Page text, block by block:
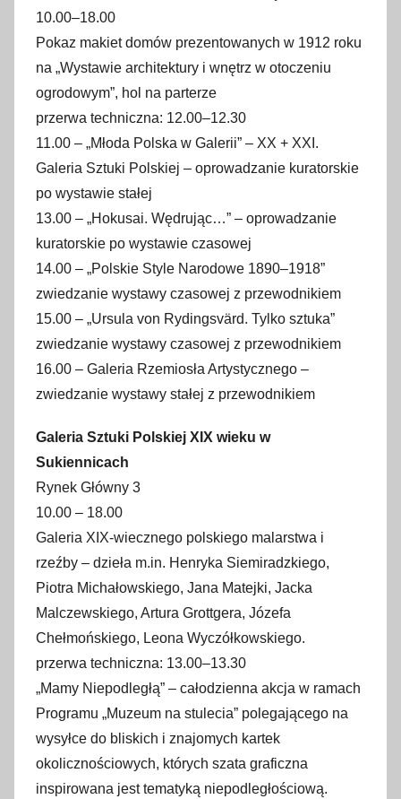
10.00–18.00
Pokaz makiet domów prezentowanych w 1912 roku
na „Wystawie architektury i wnętrz w otoczeniu
ogrodowym”, hol na parterze
przerwa techniczna: 12.00–12.30
11.00 – „Młoda Polska w Galerii” – XX + XXI.
Galeria Sztuki Polskiej – oprowadzanie kuratorskie
po wystawie stałej
13.00 – „Hokusai. Wędrując…” – oprowadzanie
kuratorskie po wystawie czasowej
14.00 – „Polskie Style Narodowe 1890–1918”
zwiedzanie wystawy czasowej z przewodnikiem
15.00 – „Ursula von Rydingsvärd. Tylko sztuka”
zwiedzanie wystawy czasowej z przewodnikiem
16.00 – Galeria Rzemiosła Artystycznego –
zwiedzanie wystawy stałej z przewodnikiem
Galeria Sztuki Polskiej XIX wieku w
Sukiennicach
Rynek Główny 3
10.00 – 18.00
Galeria XIX-wiecznego polskiego malarstwa i
rzeźby – dzieła m.in. Henryka Siemiradzkiego,
Piotra Michałowskiego, Jana Matejki, Jacka
Malczewskiego, Artura Grottgera, Józefa
Chełmońskiego, Leona Wyczółkowskiego.
przerwa techniczna: 13.00–13.30
„Mamy Niepodległą” – całodzienna akcja w ramach
Programu „Muzeum na stulecia” polegającego na
wysyłce do bliskich i znajomych kartek
okolicznościowych, których szata graficzna
inspirowana jest tematyką niepodległościową.